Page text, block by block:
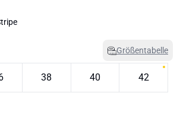
Größentabelle
38 40 42